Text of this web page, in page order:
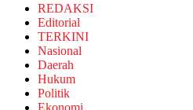
REDAKSI
Editorial
TERKINI
Nasional
Daerah
Hukum
Politik
Ekonomi